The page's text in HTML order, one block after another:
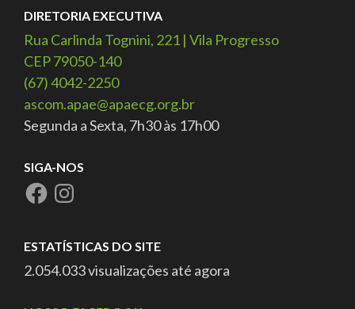
DIRETORIA EXECUTIVA
Rua Carlinda Tognini, 221 | Vila Progresso
CEP 79050-140
(67) 4042-2250
ascom.apae@apaecg.org.br
Segunda a Sexta, 7h30 às 17h00
SIGA-NOS
ESTATÍSTICAS DO SITE
2.054.033 visualizações até agora